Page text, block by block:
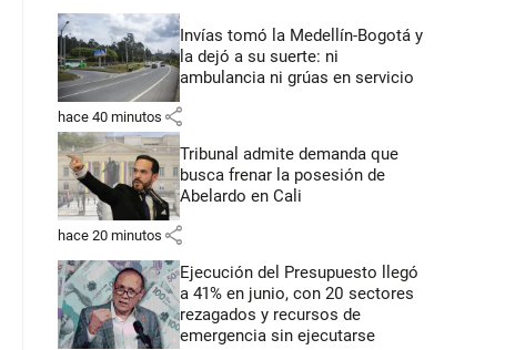
Invías tomó la Medellín-Bogotá y
la dejó a su suerte: ni
ambulancia ni grúas en servicio
hace 40 minutos share
Tribunal admite demanda que
busca frenar la posesión de
Abelardo en Cali
hace 20 minutos share
Ejecución del Presupuesto llegó
a 41% en junio, con 20 sectores
rezagados y recursos de
emergencia sin ejecutarse